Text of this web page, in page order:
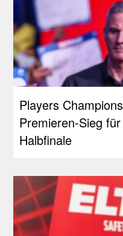
Players
Premieren-Sieg
Halbfinale